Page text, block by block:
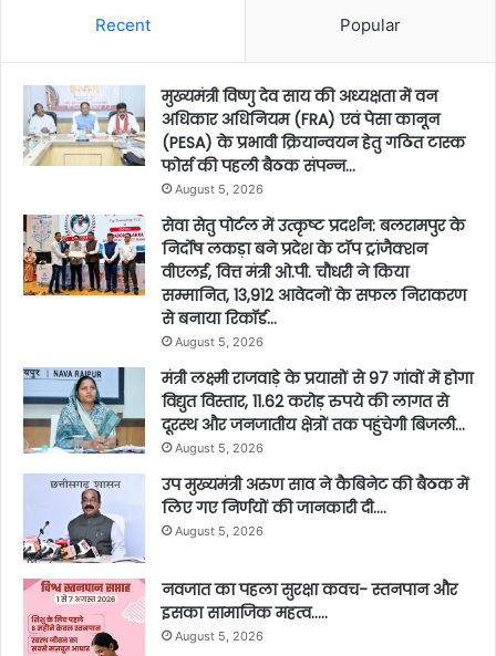
Recent Popular
मुख्यमंत्री विष्णु देव साय की अध्यक्षता में वन
अधिकार अधिनियम (FRA) एवं पेसा कानून
(PESA) के प्रभावी क्रियान्वयन हेतु गठित टास्क
फोर्स की पहली बैठक संपन्न…
August 5, 2026
सेवा सेतु पोर्टल में उत्कृष्ट प्रदर्शन: बलरामपुर के
निर्दोष लकड़ा बने प्रदेश के टॉप ट्रांजैक्शन
वीएलई, वित्त मंत्री ओ.पी. चौधरी ने किया
सम्मानित, 13,912 आवेदनों के सफल निराकरण
से बनाया रिकॉर्ड…
August 5, 2026
मंत्री लक्ष्मी राजवाड़े के प्रयासों से 97 गांवों में होगा
विद्युत विस्तार, 11.62 करोड़ रुपये की लागत से
दूरस्थ और जनजातीय क्षेत्रों तक पहुंचेगी बिजली…
August 5, 2026
उप मुख्यमंत्री अरुण साव ने कैबिनेट की बैठक में
लिए गए निर्णयों की जानकारी दी….
August 5, 2026
नवजात का पहला सुरक्षा कवच- स्तनपान और
इसका सामाजिक महत्व…..
August 5, 2026